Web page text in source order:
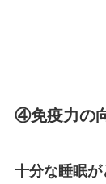
④免疫力の
十分な睡眠